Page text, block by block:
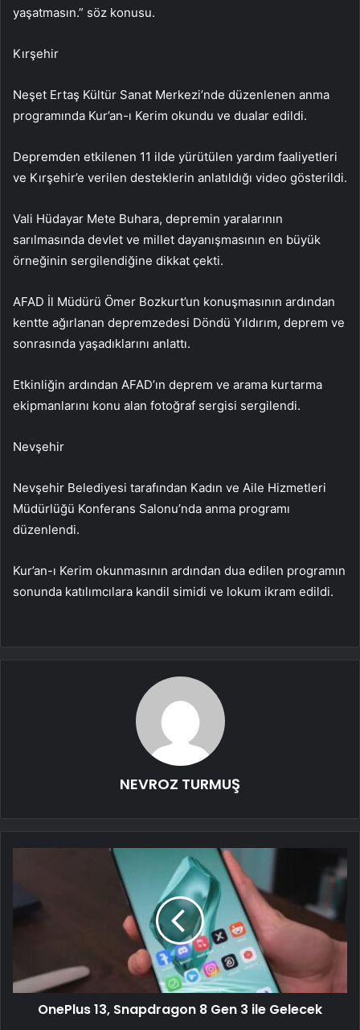
yaşatmasın.” söz konusu.
Kırşehir
Neşet Ertaş Kültür Sanat Merkezi’nde düzenlenen anma
programında Kur’an-ı Kerim okundu ve dualar edildi.
Depremden etkilenen 11 ilde yürütülen yardım faaliyetleri
ve Kırşehir’e verilen desteklerin anlatıldığı video gösterildi.
Vali Hüdayar Mete Buhara, depremin yaralarının
sarılmasında devlet ve millet dayanışmasının en büyük
örneğinin sergilendiğine dikkat çekti.
AFAD İl Müdürü Ömer Bozkurt’un konuşmasının ardından
kentte ağırlanan depremzedesi Döndü Yıldırım, deprem ve
sonrasında yaşadıklarını anlattı.
Etkinliğin ardından AFAD’ın deprem ve arama kurtarma
ekipmanlarını konu alan fotoğraf sergisi sergilendi.
Nevşehir
Nevşehir Belediyesi tarafından Kadın ve Aile Hizmetleri
Müdürlüğü Konferans Salonu’nda anma programı
düzenlendi.
Kur’an-ı Kerim okunmasının ardından dua edilen programın
sonunda katılımcılara kandil simidi ve lokum ikram edildi.
NEVROZ TURMUŞ
OnePlus 13, Snapdragon 8 Gen 3 ile Gelecek